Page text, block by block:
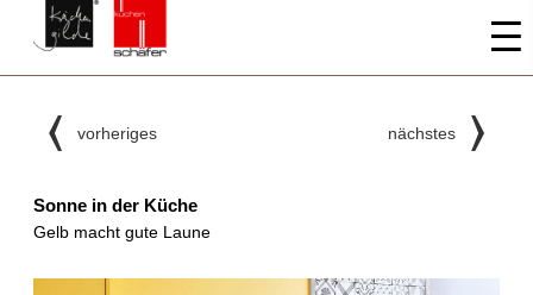
vorheriges nächstes
Sonne in der Küche
Gelb macht gute Laune